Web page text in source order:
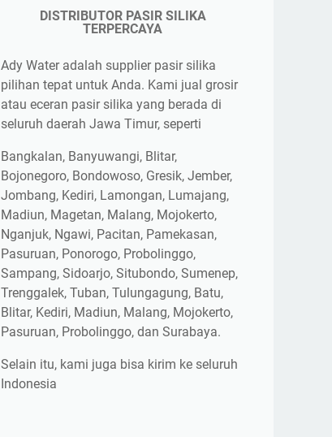
DISTRIBUTOR PASIR SILIKA
TERPERCAYA
Ady Water adalah supplier pasir silika
pilihan tepat untuk Anda. Kami jual grosir
atau eceran pasir silika yang berada di
seluruh daerah Jawa Timur, seperti
Bangkalan, Banyuwangi, Blitar,
Bojonegoro, Bondowoso, Gresik, Jember,
Jombang, Kediri, Lamongan, Lumajang,
Madiun, Magetan, Malang, Mojokerto,
Nganjuk, Ngawi, Pacitan, Pamekasan,
Pasuruan, Ponorogo, Probolinggo,
Sampang, Sidoarjo, Situbondo, Sumenep,
Trenggalek, Tuban, Tulungagung, Batu,
Blitar, Kediri, Madiun, Malang, Mojokerto,
Pasuruan, Probolinggo, dan Surabaya.
Selain itu, kami juga bisa kirim ke seluruh
Indonesia